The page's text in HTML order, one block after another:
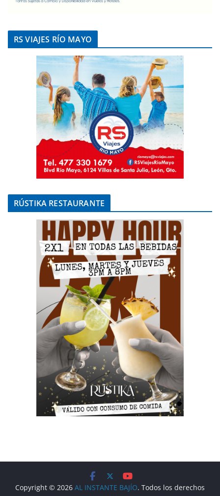
RS VIAJES RÍO MAYO
RÚSTIKA RESTAURANTE
Copyright © 2026 AL INSTANTE BAJÍO. Todos los derechos